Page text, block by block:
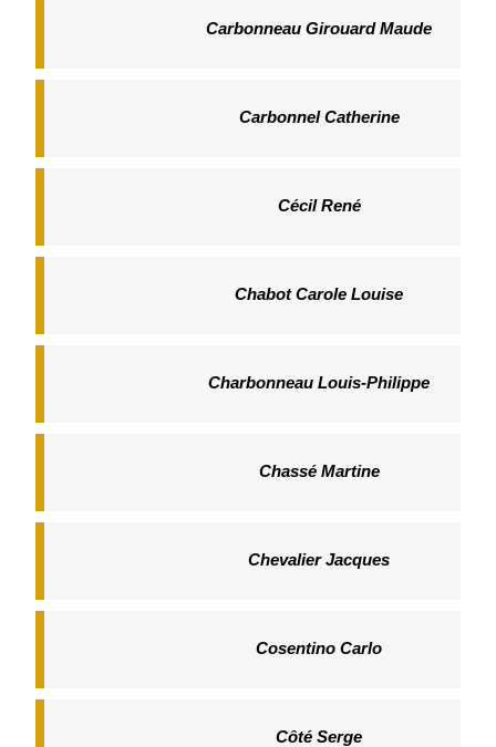
Carbonneau Girouard Maude
Carbonnel Catherine
Cécil René
Chabot Carole Louise
Charbonneau Louis-Philippe
Chassé Martine
Chevalier Jacques
Cosentino Carlo
Côté Serge